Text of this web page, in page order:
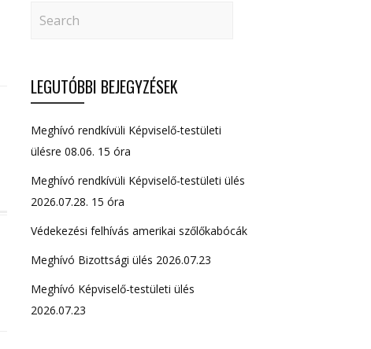
LEGUTÓBBI BEJEGYZÉSEK
Meghívó rendkívüli Képviselő-testületi
ülésre 08.06. 15 óra
Meghívó rendkívüli Képviselő-testületi ülés
2026.07.28. 15 óra
Védekezési felhívás amerikai szőlőkabócák
Meghívó Bizottsági ülés 2026.07.23
Meghívó Képviselő-testületi ülés
2026.07.23